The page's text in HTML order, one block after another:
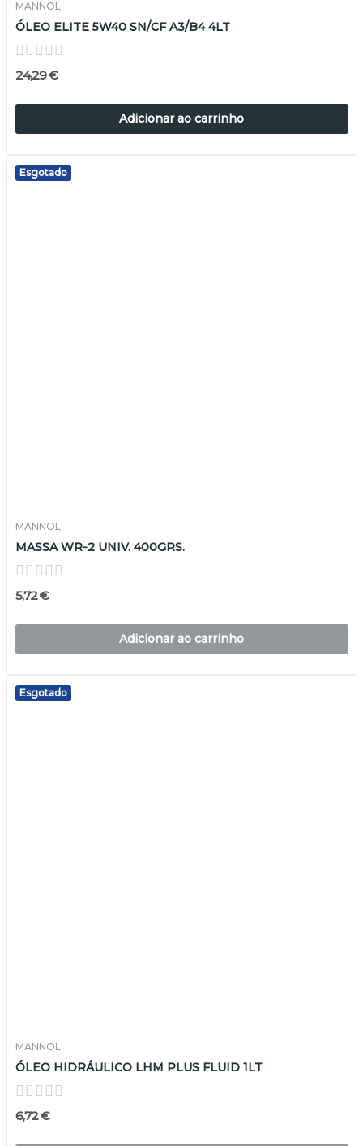
MANNOL
ÓLEO ELITE 5W40 SN/CF A3/B4 4LT
24,29 €
Adicionar ao carrinho
Esgotado
MANNOL
MASSA WR-2 UNIV. 400GRS.
5,72 €
Adicionar ao carrinho
Esgotado
MANNOL
ÓLEO HIDRÁULICO LHM PLUS FLUID 1LT
6,72 €